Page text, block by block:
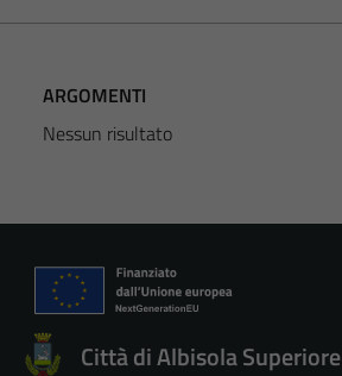
ARGOMENTI
Nessun risultato
Città di Albisola Superiore